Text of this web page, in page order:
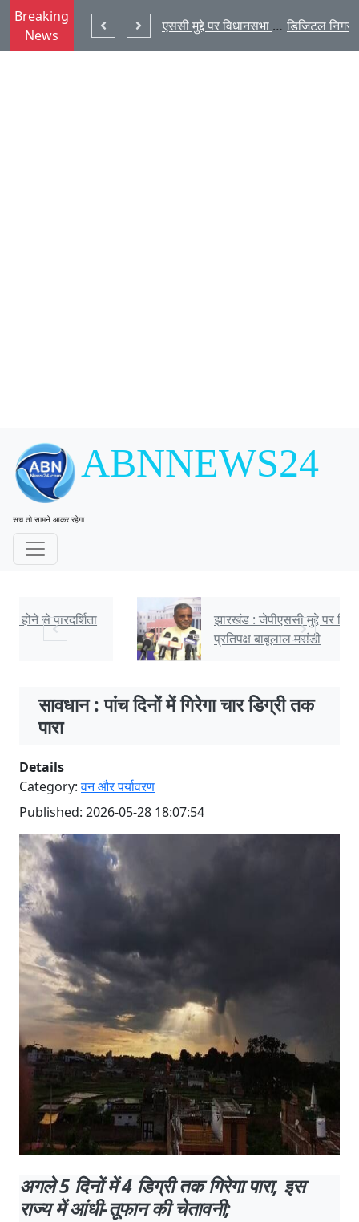
Breaking
News
झारखंड : जेपीएससी मुद्दे पर विधानसभा में गरजे नेता प्रतिपक्ष बाबूलाल मरांड
ABNNEWS24
सच तो सामने आकर रहेगा
झारखंड : जेपीएससी मुद्दे पर विधानसभा में गरजे नेता
प्रतिपक्ष बाबूलाल मरांडी
सावधान : पांच दिनों में गिरेगा चार डिग्री तक
पारा
Details
Category:वन और पर्यावरण
Published: 2026-05-28 18:07:54
अगले 5 दिनों में 4 डिग्री तक गिरेगा पारा, इस
राज्य में आंधी-तूफान की चेतावनी;